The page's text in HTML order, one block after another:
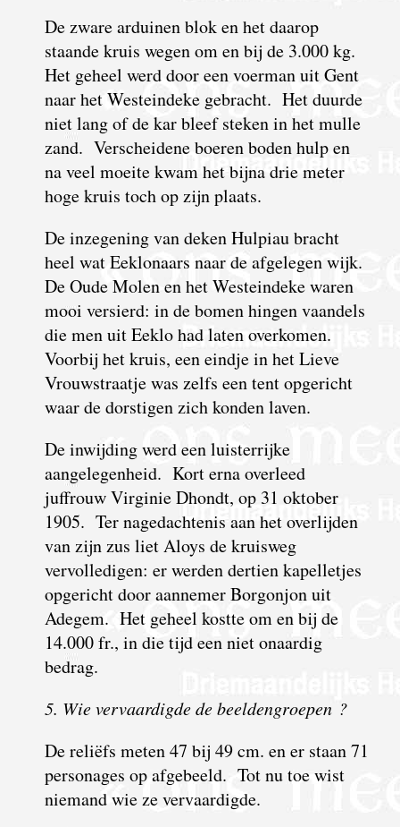
De zware arduinen blok en het daarop
staande kruis wegen om en bij de 3.000 kg.
Het geheel werd door een voerman uit Gent
naar het Westeindeke gebracht. Het duurde
niet lang of de kar bleef steken in het mulle
zand. Verscheidene boeren boden hulp en
na veel moeite kwam het bijna drie meter
hoge kruis toch op zijn plaats.
De inzegening van deken Hulpiau bracht
heel wat Eeklonaars naar de afgelegen wijk.
De Oude Molen en het Westeindeke waren
mooi versierd: in de bomen hingen vaandels
die men uit Eeklo had laten overkomen.
Voorbij het kruis, een eindje in het Lieve
Vrouwstraatje was zelfs een tent opgericht
waar de dorstigen zich konden laven.
De inwijding werd een luisterrijke
aangelegenheid. Kort erna overleed
juffrouw Virginie Dhondt, op 31 oktober
1905. Ter nagedachtenis aan het overlijden
van zijn zus liet Aloys de kruisweg
vervolledigen: er werden dertien kapelletjes
opgericht door aannemer Borgonjon uit
Adegem. Het geheel kostte om en bij de
14.000 fr., in die tijd een niet onaardig
bedrag.
5. Wie vervaardigde de beeldengroepen ?
De reliëfs meten 47 bij 49 cm. en er staan 71
personages op afgebeeld. Tot nu toe wist
niemand wie ze vervaardigde.